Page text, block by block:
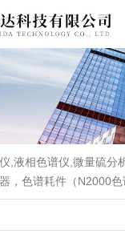
,液相色谱仪,微量硫分
，色谱耗件（N2000色
），顶空进样器，热
，傅立叶红外光谱仪，